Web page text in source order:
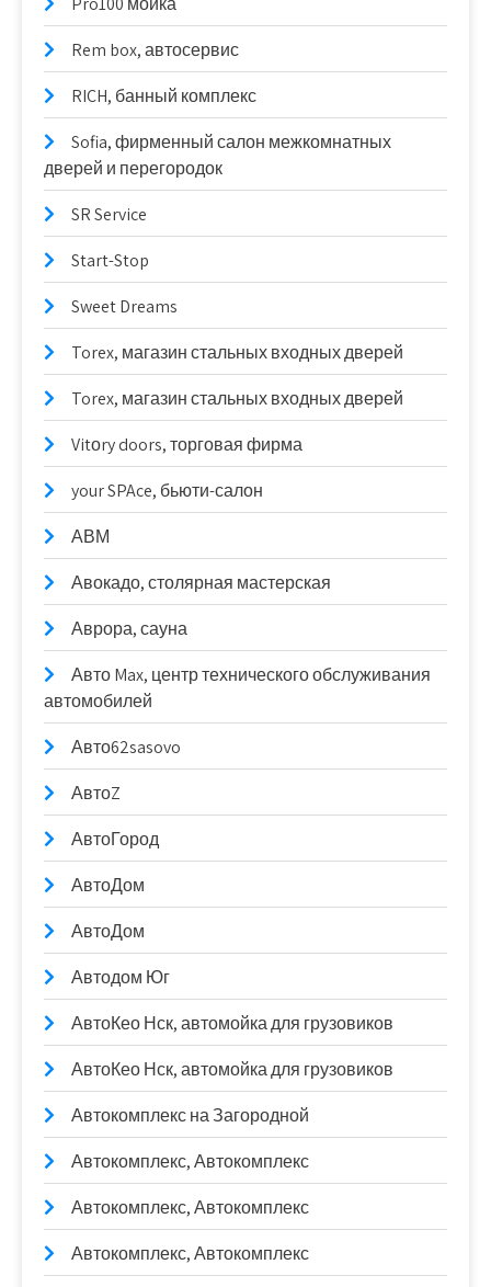
Rem box, автосервис
RICH, банный комплекс
Sofia, фирменный салон межкомнатных
дверей и перегородок
SR Service
Start-Stop
Sweet Dreams
Torex, магазин стальных входных дверей
Torex, магазин стальных входных дверей
Vitоry doors, торговая фирма
your SPAce, бьюти-салон
АВМ
Авокадо, столярная мастерская
Аврора, сауна
Авто Max, центр технического обслуживания
автомобилей
Авто62sasovo
АвтоZ
АвтоГород
АвтоДом
АвтоДом
Автодом Юг
АвтоКео Нск, автомойка для грузовиков
АвтоКео Нск, автомойка для грузовиков
Автокомплекс на Загородной
Автокомплекс, Автокомплекс
Автокомплекс, Автокомплекс
Автокомплекс, Автокомплекс